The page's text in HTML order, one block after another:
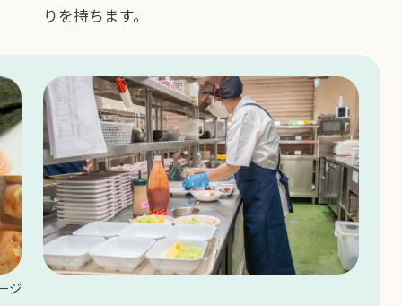
りを持ちます。